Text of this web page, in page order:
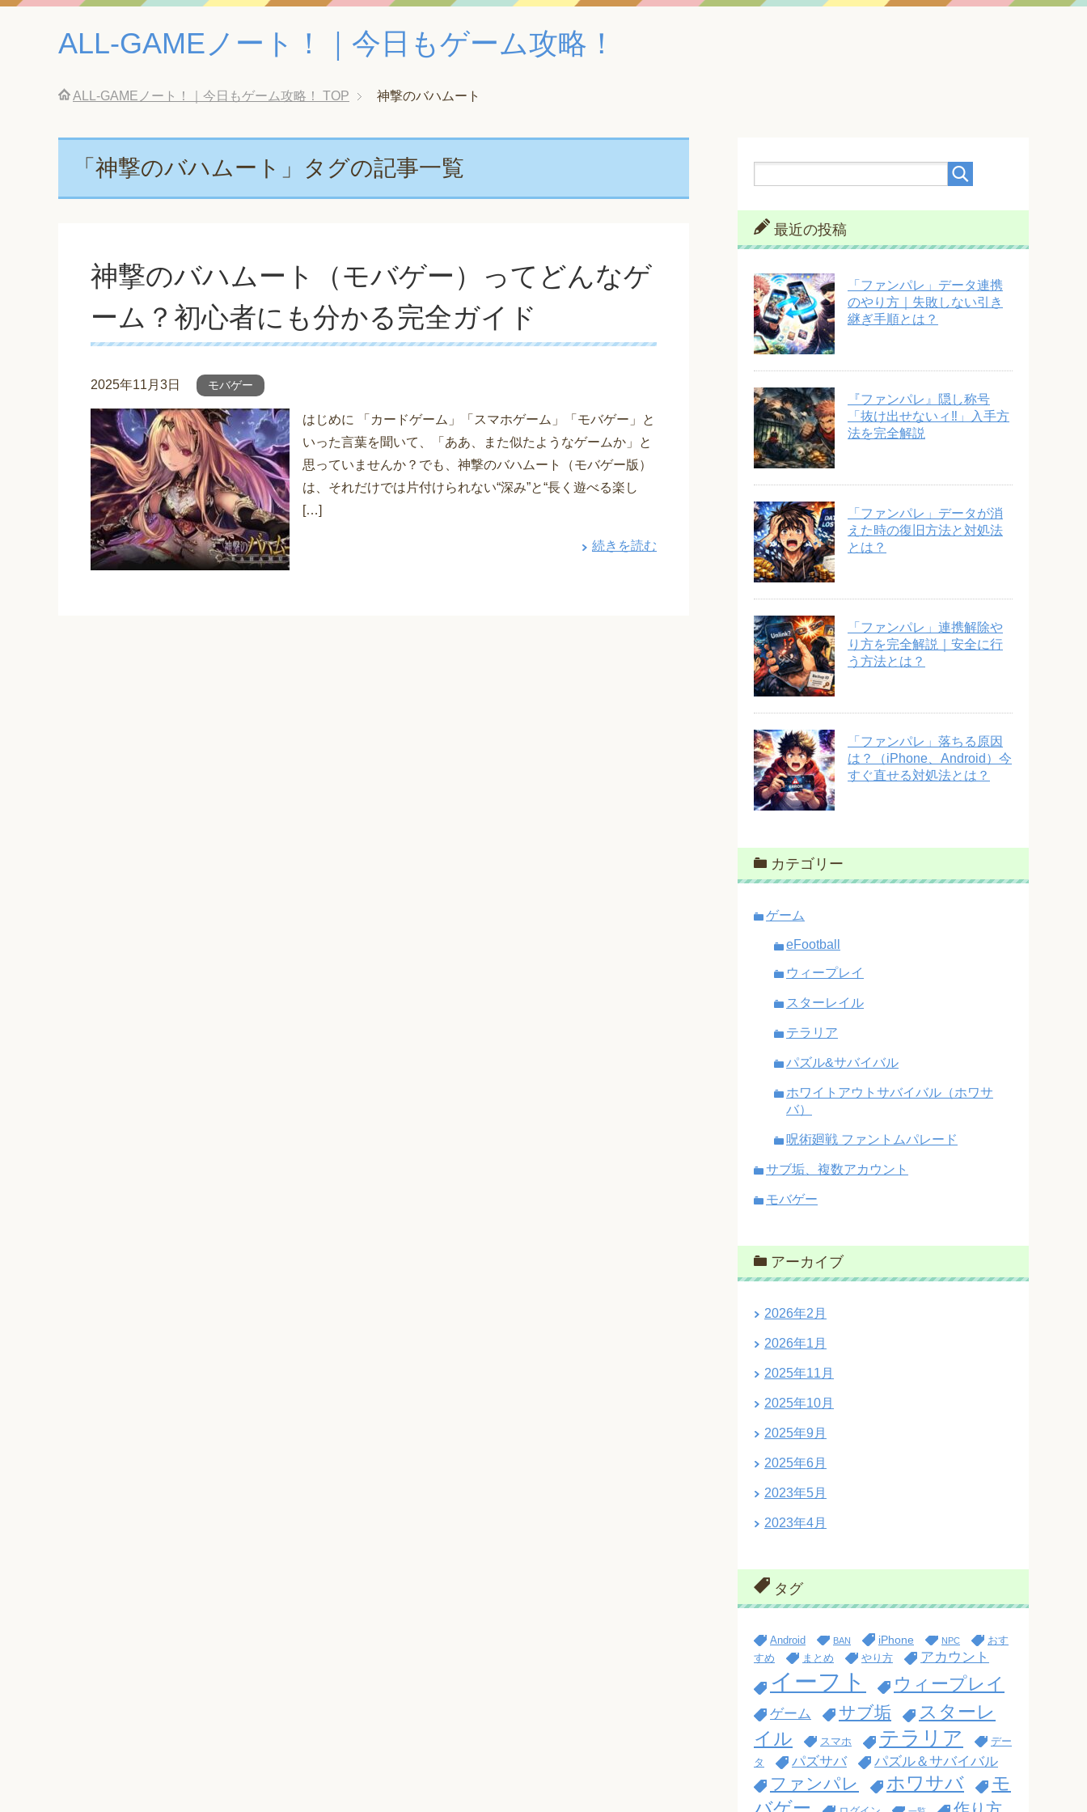
ALL-GAMEノート！｜今日もゲーム攻略！
ALL-GAMEノート！｜今日もゲーム攻略！ TOP 神撃のバハムート
「神撃のバハムート」タグの記事一覧
神撃のバハムート（モバゲー）ってどんなゲ
ーム？初心者にも分かる完全ガイド
2025年11月3日 モバゲー
はじめに 「カードゲーム」「スマホゲーム」「モバゲー」と
いった言葉を聞いて、「ああ、また似たようなゲームか」と
思っていませんか？でも、神撃のバハムート（モバゲー版）
は、それだけでは片付けられない“深み”と“長く遊べる楽し
[…]
続きを読む
最近の投稿
「ファンパレ」データ連携
のやり方｜失敗しない引き
継ぎ手順とは？
『ファンパレ』隠し称号
「抜け出せないィ‼︎」入手方
法を完全解説
「ファンパレ」データが消
えた時の復旧方法と対処法
とは？
「ファンパレ」連携解除や
り方を完全解説｜安全に行
う方法とは？
「ファンパレ」落ちる原因
は？（iPhone、Android）今
すぐ直せる対処法とは？
カテゴリー
ゲーム
eFootball
ウィープレイ
スターレイル
テラリア
パズル&サバイバル
ホワイトアウトサバイバル（ホワサ
バ）
呪術廻戦 ファントムパレード
サブ垢、複数アカウント
モバゲー
アーカイブ
2026年2月
2026年1月
2025年11月
2025年10月
2025年9月
2025年6月
2023年5月
2023年4月
タグ
Android BAN iPhone NPC
おす
すめ
まとめ やり方 アカウント
イーフト ウィープレイ
ゲーム サブ垢
スターレ
イル
スマホ テラリア
デー
タ
パズサバ パズル＆サバイバル
ファンパレ ホワサバ
モ